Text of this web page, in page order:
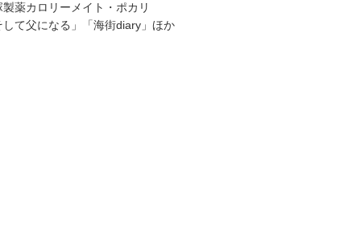
薬カロリーメイト・ポカリ
て父になる」「海街diary」ほか